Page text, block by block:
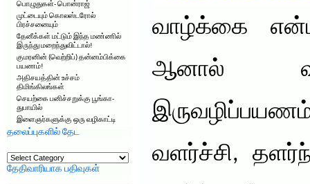
பொழுதுகள்- பொன்ராஜ்
முட்டையும் கொலஸ்டரோல்
பிரச்சனையும்
தேனீக்கள் மட்டும் இந்த மண்ணில்
இருந்து மறைந்துவிட்டால்!
குமரனின் (வெற்றிப்) தன்னம்பிக்கை
பயணம்!
அதிசயத்தின் உச்சம்
திமிங்கிலங்கள்
செயற்கை பனிச்சறுக்கு பூங்கா-
துபாயில்
இளைஞர்களுக்கு ஒரு வழிகாட்டி
தலைப்புகளில் தேட
தலைப்புகளில்
தேட
தேதிவாரியாக பதிவுகள்
வாழ்க்கை
ஆனால்
வளர்ச்சி,